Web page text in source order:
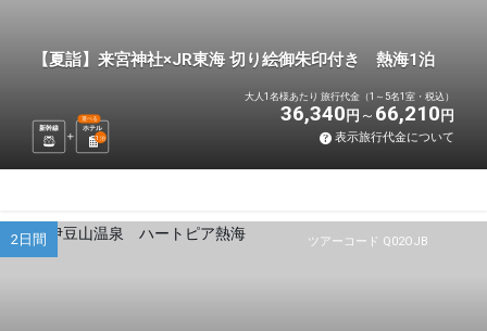
【夏詣】来宮神社×JR東海 切り絵御朱印付き 熱海1泊
新幹線 ホテル
選べる
1 泊
大人1名様あたり 旅行代金（1～5名1室・税込）
36,340 円 66,210 円
表示旅行代金について
ツアーコード Q02OJB
2日間